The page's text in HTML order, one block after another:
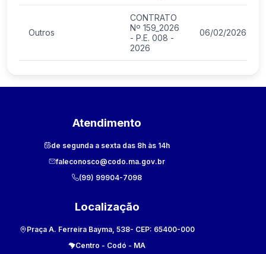
Outros
CONTRATO
Nº 159_2026
- P.E. 008 -
2026
06/02/2026
Atendimento
de segunda a sexta das 8h às 14h
faleconosco@codo.ma.gov.br
(99) 99904-7098
Localização
Praça A. Ferreira Bayma, 538- CEP: 65400-000
Centro - Codó - MA